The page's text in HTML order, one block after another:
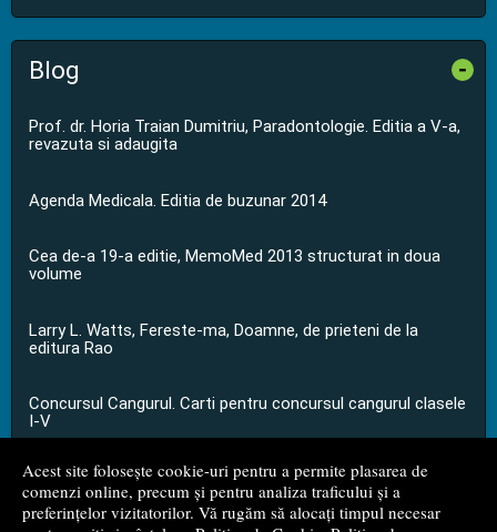
Acest site folosește cookie-uri pentru a permite plasarea de
comenzi online, precum și pentru analiza traficului și a
preferințelor vizitatorilor. Vă rugăm să alocați timpul necesar
Blog -
Prof. dr. Horia Traian Dumitriu, Paradontologie. Editia a V-a,
revazuta si adaugita
Agenda Medicala. Editia de buzunar 2014
Cea de-a 19-a editie, MemoMed 2013 structurat in doua
volume
Larry L. Watts, Fereste-ma, Doamne, de prieteni de la
editura Rao
Concursul Cangurul. Carti pentru concursul cangurul clasele
I-V
...toate știrile